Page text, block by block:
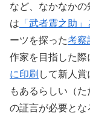
など、なかなか
は 「武者震之助
ーツを探った考察
作家を目指した際
に印刷 して新人
もあるらしい（
の証言が必要とな